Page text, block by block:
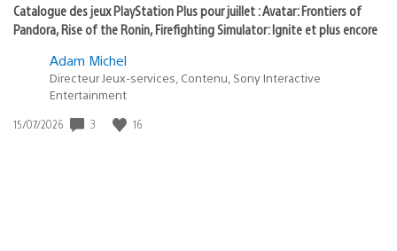
Catalogue des jeux PlayStation Plus pour juillet : Avatar: Frontiers of
Pandora, Rise of the Ronin, Firefighting Simulator: Ignite et plus encore
Adam Michel
Directeur Jeux-services, Contenu, Sony Interactive
Entertainment
Date
15/07/2026 3 16